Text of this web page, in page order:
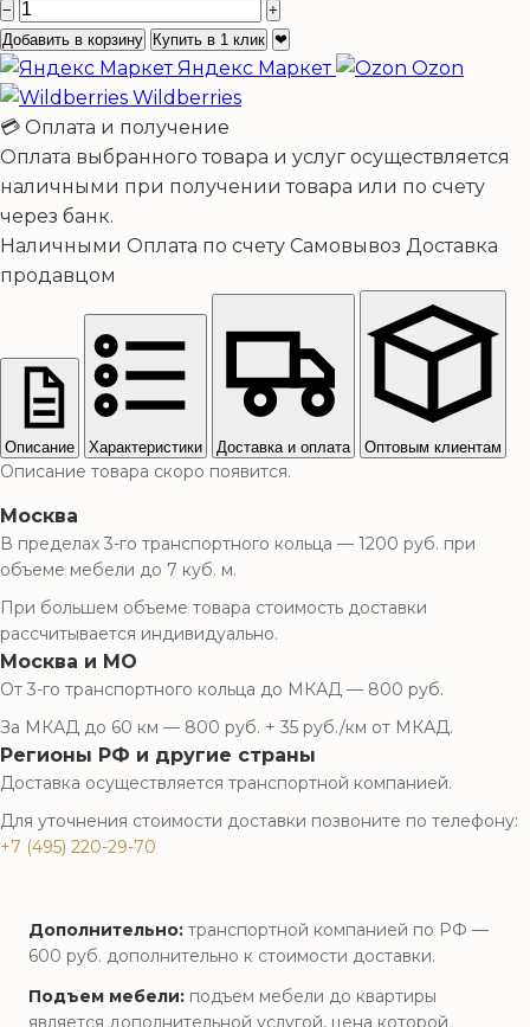
−
+
Добавить в корзину
Купить в 1 клик ❤
Яндекс Маркет
Ozon
Wildberries
💳 Оплата и получение
Оплата выбранного товара и услуг осуществляется
наличными при получении товара или по счету
через банк.
Наличными Оплата по счету Самовывоз Доставка
продавцом
Описание Характеристики Доставка и оплата Оптовым клиентам
Описание товара скоро появится.
Москва
В пределах 3-го транспортного кольца — 1200 руб. при
объеме мебели до 7 куб. м.
При большем объеме товара стоимость доставки
рассчитывается индивидуально.
Москва и МО
От 3-го транспортного кольца до МКАД — 800 руб.
За МКАД до 60 км — 800 руб. + 35 руб./км от МКАД.
Регионы РФ и другие страны
Доставка осуществляется транспортной компанией.
Для уточнения стоимости доставки позвоните по телефону:
+7 (495) 220-29-70
Дополнительно: транспортной компанией по РФ —
600 руб. дополнительно к стоимости доставки.
Подъем мебели: подъем мебели до квартиры
является дополнительной услугой, цена которой